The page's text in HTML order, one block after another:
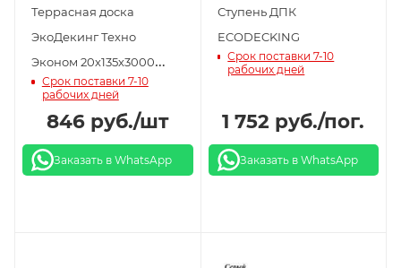
Террасная доска
ЭкоДекинг Техно
Эконом 20х135х3000
шлифовое тиснение/
брашированный
вельвет шоколад
Срок поставки 7-10
рабочих дней
846руб./шт
Заказать в WhatsApp
Ступень ДПК
ECODECKING
Срок поставки 7-10
рабочих дней
1 752 руб./пог.
Заказать в WhatsApp